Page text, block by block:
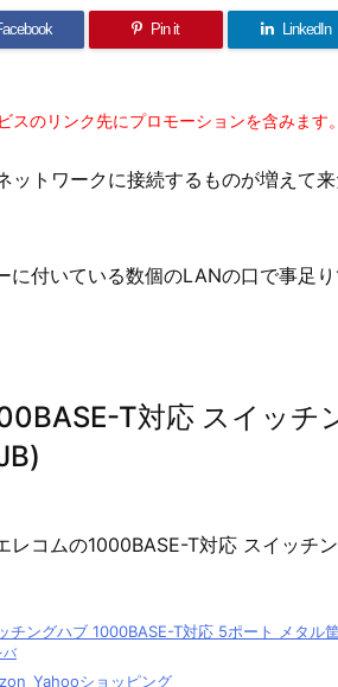
Pin it LinkedIn
スのリンク先にプロモーションを含みます。
ットワークに接続するものが増えて
に付いている数個のLANの口で事足
T対応 スイッチ
レコムの1000BASE-T対応 スイッチ
チングハブ 1000BASE-T対応 5ポート メタル
バ
Yahooショッピング